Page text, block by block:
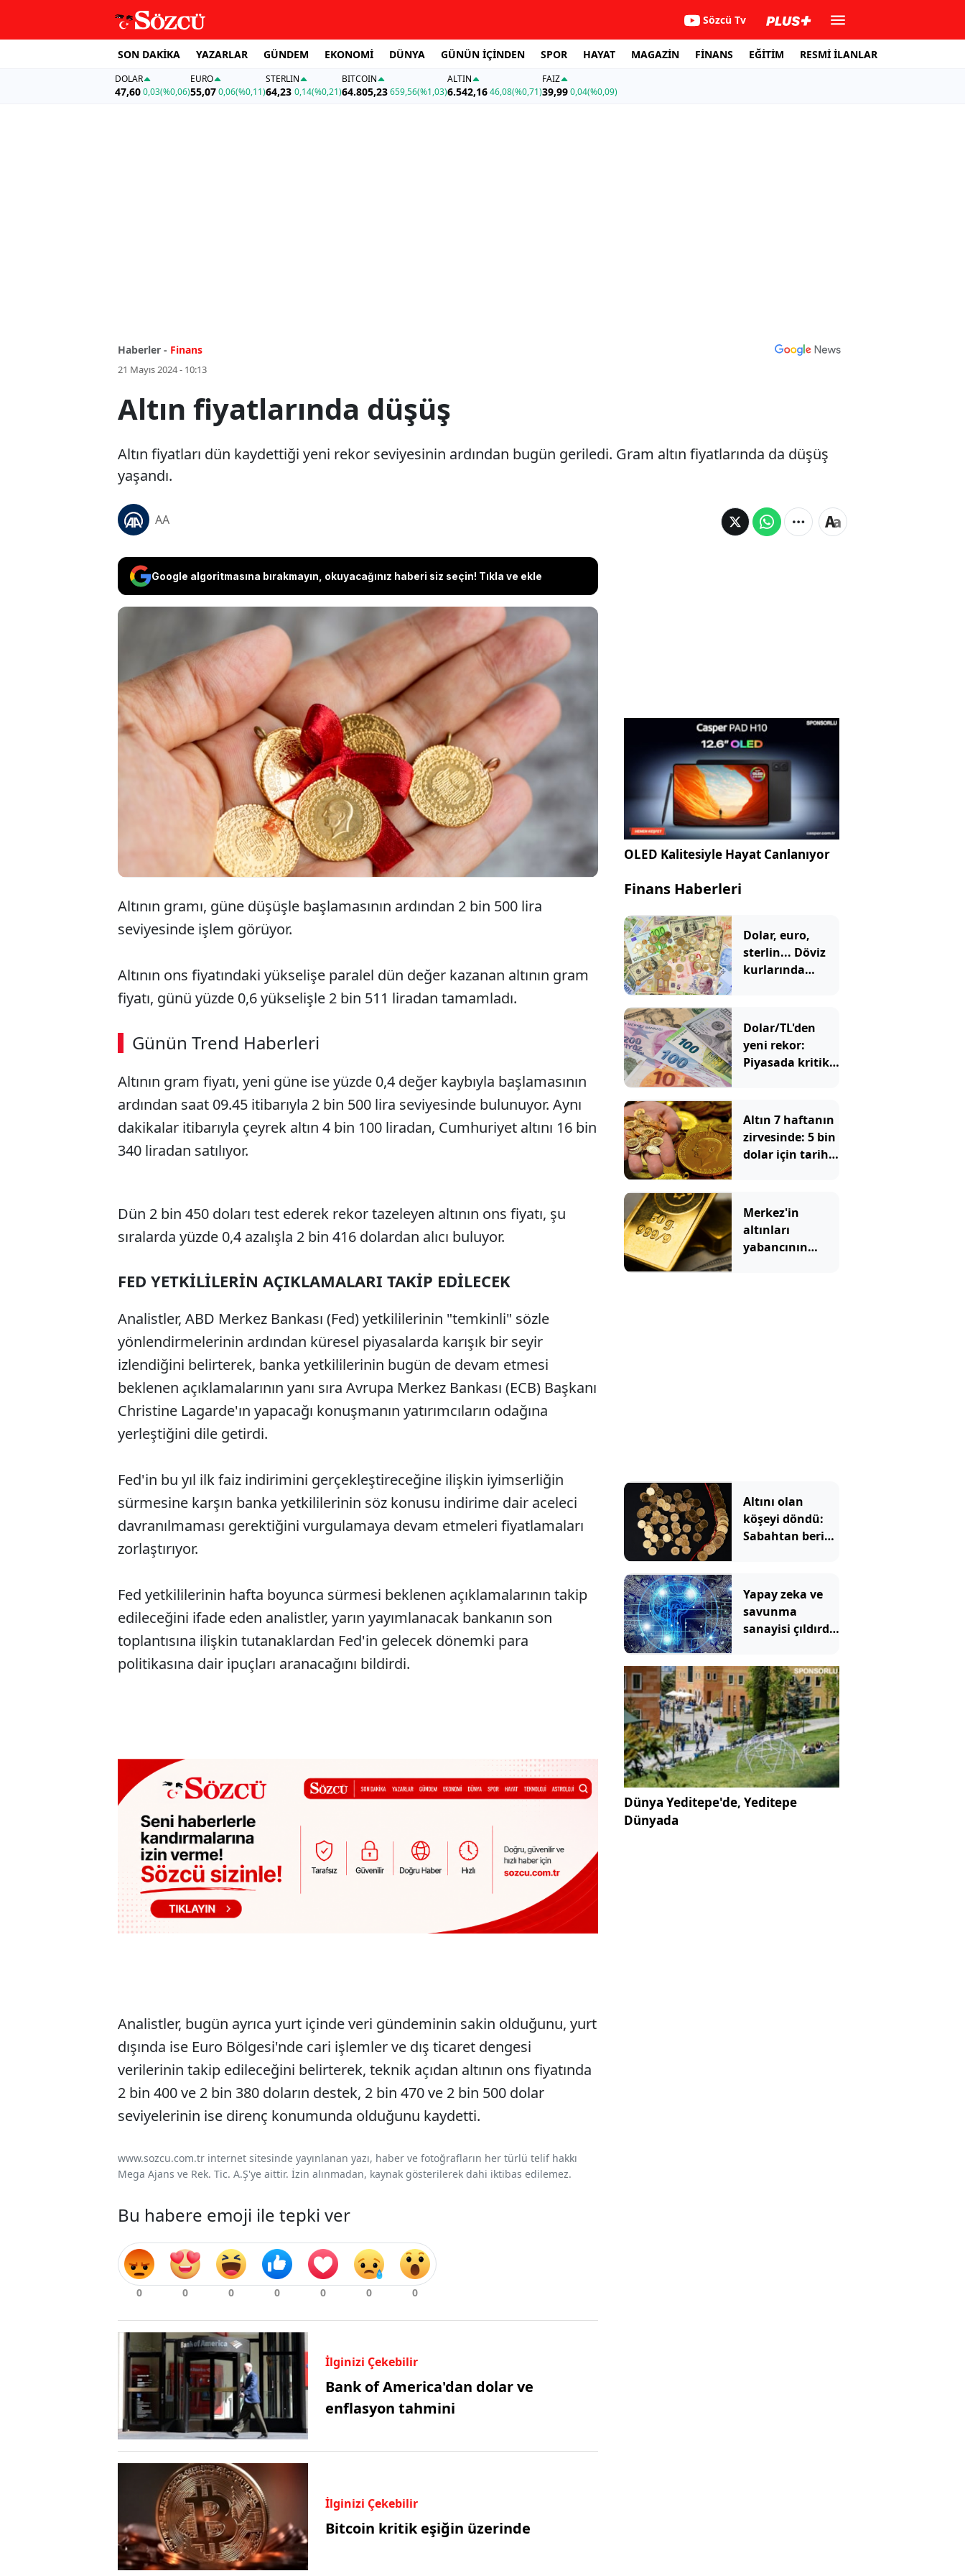
Sözcü Tv
SON DAKİKA YAZARLAR GÜNDEM EKONOMİ DÜNYA GÜNÜN İÇİNDEN SPOR HAYAT MAGAZİN FİNANS EĞİTİM RESMİ İLANLAR
DOLAR
47,600,03(%0,06)
EURO
55,07 0,06(%0,11)
STERLIN
64,23 0,14(%0,21)
BITCOIN
64.805,23659,56(%1,03)
ALTIN
6.542,1646,08(%0,71)
FAİZ
39,990,04(%0,09)
Haberler - Finans
21 Mayıs 2024 - 10:13
Altın fiyatlarında düşüş
Altın fiyatları dün kaydettiği yeni rekor seviyesinin ardından bugün geriledi. Gram altın fiyatlarında da düşüş
yaşandı.
AA
Google algoritmasına bırakmayın, okuyacağınız haberi siz seçin! Tıkla ve ekle
Altın fiyatları dün kaydettiği yeni rekor seviyesinin
ardından bugün geriledi. Gram altın fiyatlarında
da düşüş yaşandı.
Altının gramı, güne düşüşle başlamasının ardından 2 bin 500 lira
seviyesinde işlem görüyor.
Altının ons fiyatındaki yükselişe paralel dün değer kazanan altının gram
fiyatı, günü yüzde 0,6 yükselişle 2 bin 511 liradan tamamladı.
Günün Trend Haberleri
SÖZCÜ SON DAKİKA
Altının gram fiyatı, yeni güne ise yüzde 0,4 değer kaybıyla başlamasının
ardından saat 09.45 itibarıyla 2 bin 500 lira seviyesinde bulunuyor. Aynı
dakikalar itibarıyla çeyrek altın 4 bin 100 liradan, Cumhuriyet altını 16 bin
340 liradan satılıyor.
Dün 2 bin 450 doları test ederek rekor tazeleyen altının ons fiyatı, şu
sıralarda yüzde 0,4 azalışla 2 bin 416 dolardan alıcı buluyor.
FED YETKİLİLERİN AÇIKLAMALARI TAKİP EDİLECEK
Analistler, ABD Merkez Bankası (Fed) yetkililerinin "temkinli" sözle
yönlendirmelerinin ardından küresel piyasalarda karışık bir seyir
izlendiğini belirterek, banka yetkililerinin bugün de devam etmesi
beklenen açıklamalarının yanı sıra Avrupa Merkez Bankası (ECB) Başkanı
Christine Lagarde'ın yapacağı konuşmanın yatırımcıların odağına
yerleştiğini dile getirdi.
Fed'in bu yıl ilk faiz indirimini gerçekleştireceğine ilişkin iyimserliğin
sürmesine karşın banka yetkililerinin söz konusu indirime dair aceleci
davranılmaması gerektiğini vurgulamaya devam etmeleri fiyatlamaları
zorlaştırıyor.
Fed yetkililerinin hafta boyunca sürmesi beklenen açıklamalarının takip
edileceğini ifade eden analistler, yarın yayımlanacak bankanın son
toplantısına ilişkin tutanaklardan Fed'in gelecek dönemki para
politikasına dair ipuçları aranacağını bildirdi.
Analistler, bugün ayrıca yurt içinde veri gündeminin sakin olduğunu, yurt
dışında ise Euro Bölgesi'nde cari işlemler ve dış ticaret dengesi
verilerinin takip edileceğini belirterek, teknik açıdan altının ons fiyatında
2 bin 400 ve 2 bin 380 doların destek, 2 bin 470 ve 2 bin 500 dolar
seviyelerinin ise direnç konumunda olduğunu kaydetti.
www.sozcu.com.tr internet sitesinde yayınlanan yazı, haber ve fotoğrafların her türlü telif hakkı
Mega Ajans ve Rek. Tic. A.Ş'ye aittir. İzin alınmadan, kaynak gösterilerek dahi iktibas edilemez.
Bu habere emoji ile tepki ver
İlginizi Çekebilir
Bank of America'dan dolar ve
enflasyon tahmini
İlginizi Çekebilir
Bitcoin kritik eşiğin üzerinde
OLED Kalitesiyle Hayat Canlanıyor
Finans Haberleri
Dolar, euro,
sterlin... Döviz
kurlarında
Dolar/TL'den
yeni rekor:
Piyasada kritik
alarmı!
Altın 7 haftanın
zirvesinde: 5 bin
dolar için tarih
Merkez'in
altınları
yabancının
Altını olan
köşeyi döndü:
Sabahtan beri
Yapay zeka ve
savunma
sanayisi çıldırdı:
temmuz
kazananları
belli oldu
Dünya Yeditepe'de, Yeditepe
Dünyada